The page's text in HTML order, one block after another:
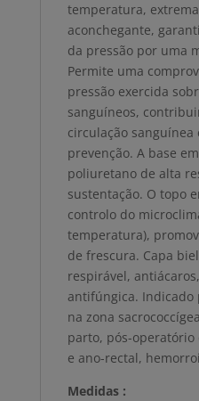
temperatura,
aconchegante,
da pressão por uma
Permite uma
pressão exercida
sanguíneos,
circulação sanguínea
prevenção. A base
poliuretano de alta
sustentação. O topo
controlo do
temperatura),
de frescura. Capa
respirável,
antifúngica. Indicado
na zona
parto, pós-
e ano-rectal,
Medidas :